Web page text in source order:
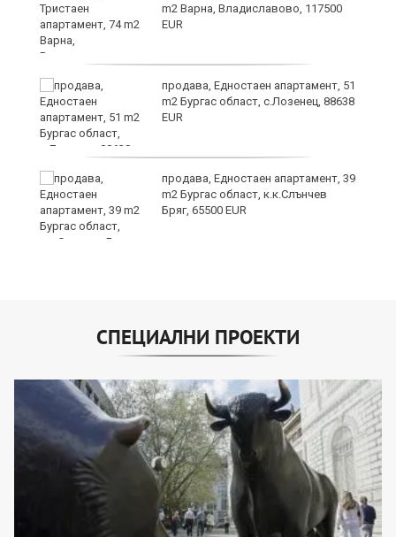
m2 Варна, Владиславово, 117500
EUR
продава, Едностаен апартамент, 51
m2 Бургас област, с.Лозенец, 88638
EUR
продава, Едностаен апартамент, 39
m2 Бургас област, к.к.Слънчев
Бряг, 65500 EUR
СПЕЦИАЛНИ ПРОЕКТИ